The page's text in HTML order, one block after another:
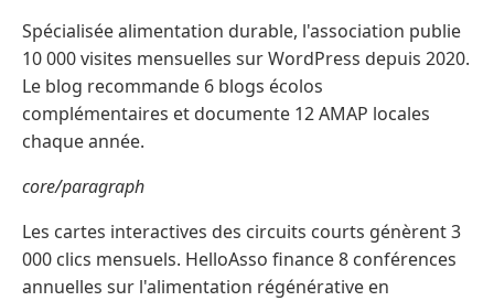
Spécialisée alimentation durable, l'association publie
10 000 visites mensuelles sur WordPress depuis 2020.
Le blog recommande 6 blogs écolos
complémentaires et documente 12 AMAP locales
chaque année.
core/paragraph
Les cartes interactives des circuits courts génèrent 3
000 clics mensuels. HelloAsso finance 8 conférences
annuelles sur l'alimentation régénérative en